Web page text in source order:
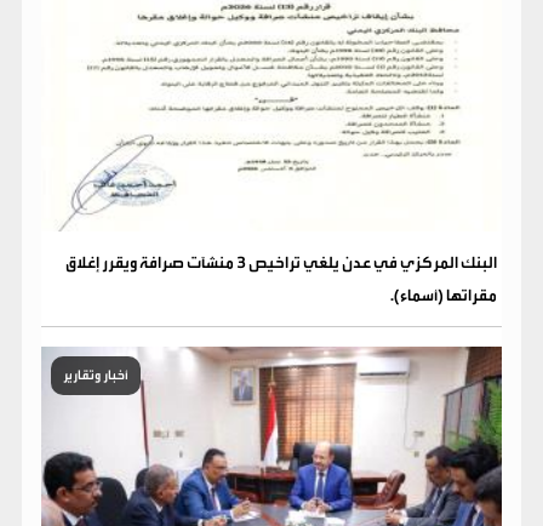
البنك المركزي في عدن يلغي تراخيص 3 منشآت صرافة ويقرر إغلاق
مقراتها (أسماء).
أخبار وتقارير